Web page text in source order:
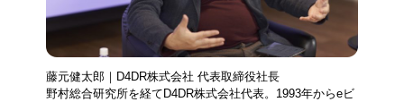
藤元健太郎｜D4DR株式会社 代表取締役社長
野村総合研究所を経てD4DR株式会社代表。1993年からeビ